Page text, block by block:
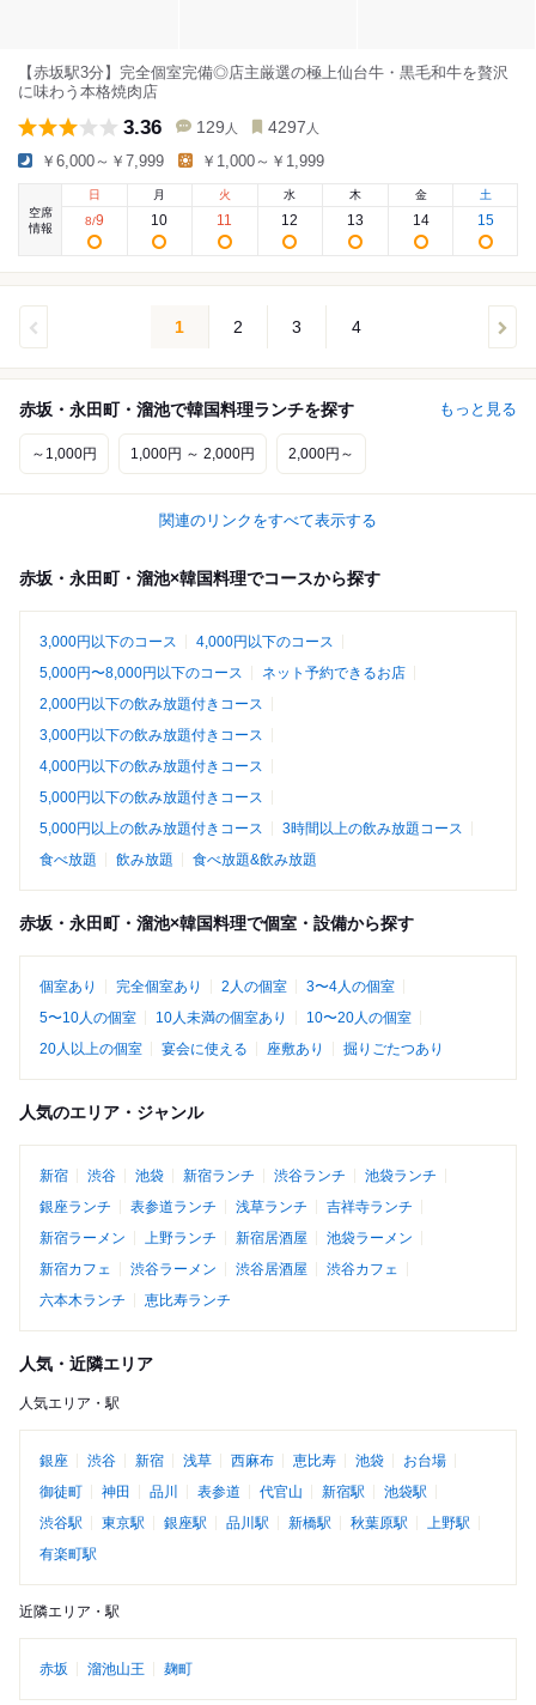
【赤坂駅3分】完全個室完備◎店主厳選の極上仙台牛・黒毛和牛を贅沢
に味わう本格焼肉店
3.36 129 人 4297 人
￥6,000～￥7,999 ￥1,000～￥1,999
空席
情報
日
8/9
月
10
火
11
水
12
木
13
金
14
土
15
1 2 3 4
赤坂・永田町・溜池で韓国料理ランチを探す もっと見る
～1,000円 1,000円 ～ 2,000円 2,000円～
関連のリンクをすべて表示する
赤坂・永田町・溜池×韓国料理でコースから探す
3,000円以下のコース
4,000円以下のコース
5,000円〜8,000円以下のコース
ネット予約できるお店
2,000円以下の飲み放題付きコース
3,000円以下の飲み放題付きコース
4,000円以下の飲み放題付きコース
5,000円以下の飲み放題付きコース
5,000円以上の飲み放題付きコース
3時間以上の飲み放題コース
食べ放題
飲み放題 食べ放題&飲み放題
赤坂・永田町・溜池×韓国料理で個室・設備から探す
個室あり 完全個室あり 2人の個室
3〜4人の個室
5〜10人の個室
10人未満の個室あり
10〜20人の個室
20人以上の個室
宴会に使える 座敷あり 掘りごたつあり
人気のエリア・ジャンル
新宿 渋谷 池袋 新宿ランチ 渋谷ランチ
池袋ランチ
銀座ランチ
表参道ランチ 浅草ランチ
吉祥寺ランチ
新宿ラーメン
上野ランチ 新宿居酒屋
池袋ラーメン
新宿カフェ
渋谷ラーメン 渋谷居酒屋
渋谷カフェ
六本木ランチ
恵比寿ランチ
人気・近隣エリア
人気エリア・駅
銀座 渋谷 新宿 浅草 西麻布 恵比寿 池袋
お台場
御徒町
神田 品川 表参道 代官山 新宿駅
池袋駅
渋谷駅
東京駅 銀座駅 品川駅 新橋駅 秋葉原駅
上野駅
有楽町駅
近隣エリア・駅
赤坂 溜池山王 麹町